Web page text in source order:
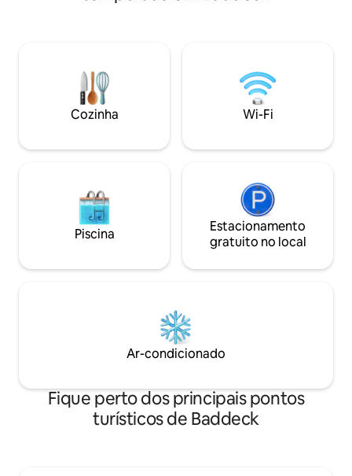
hóspedes e 2 carros. No entanto, temos
muitas vagas de estacionamento
disponíveis para quem usa snowmobile.
reserva, as
enviadas através
aplicativo do
atentamente as
Cozinha Wi-Fi
Piscina
Estacionamento
gratuito no local
Ar-condicionado
Fique perto dos principais pontos
turísticos de Baddeck